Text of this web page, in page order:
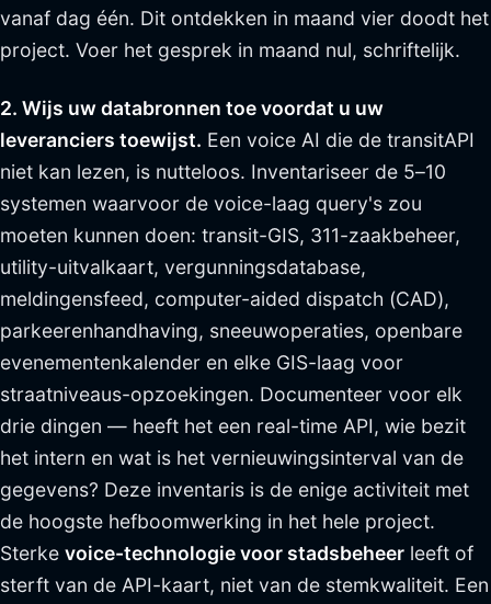
vanaf dag één. Dit ontdekken in maand vier doodt het
project. Voer het gesprek in maand nul, schriftelijk.
2. Wijs uw databronnen toe voordat u uw
leveranciers toewijst. Een voice AI die de transitAPI
niet kan lezen, is nutteloos. Inventariseer de 5–10
systemen waarvoor de voice-laag query's zou
moeten kunnen doen: transit-GIS, 311-zaakbeheer,
utility-uitvalkaart, vergunningsdatabase,
meldingensfeed, computer-aided dispatch (CAD),
parkeerenhandhaving, sneeuwoperaties, openbare
evenementenkalender en elke GIS-laag voor
straatniveaus-opzoekingen. Documenteer voor elk
drie dingen — heeft het een real-time API, wie bezit
het intern en wat is het vernieuwingsinterval van de
gegevens? Deze inventaris is de enige activiteit met
de hoogste hefboomwerking in het hele project.
Sterke voice-technologie voor stadsbeheer leeft of
sterft van de API-kaart, niet van de stemkwaliteit. Een